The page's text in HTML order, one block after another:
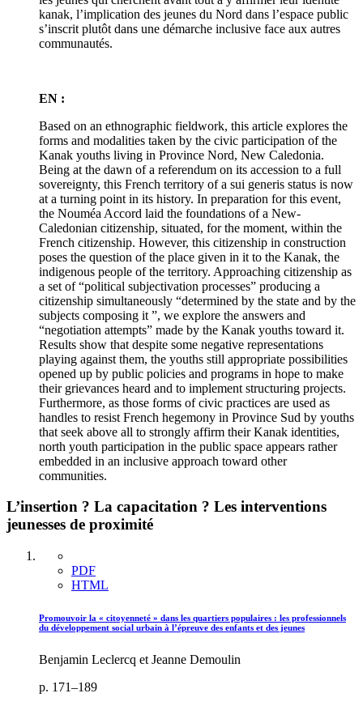
kanak, l’implication des jeunes du Nord dans l’espace public
s’inscrit plutôt dans une démarche inclusive face aux autres
communautés.
EN :
Based on an ethnographic fieldwork, this article explores the
forms and modalities taken by the civic participation of the
Kanak youths living in Province Nord, New Caledonia.
Being at the dawn of a referendum on its accession to a full
sovereignty, this French territory of a sui generis status is now
at a turning point in its history. In preparation for this event,
the Nouméa Accord laid the foundations of a New-
Caledonian citizenship, situated, for the moment, within the
French citizenship. However, this citizenship in construction
poses the question of the place given in it to the Kanak, the
indigenous people of the territory. Approaching citizenship as
a set of “political subjectivation processes” producing a
citizenship simultaneously “determined by the state and by the
subjects composing it ”, we explore the answers and
“negotiation attempts” made by the Kanak youths toward it.
Results show that despite some negative representations
playing against them, the youths still appropriate possibilities
opened up by public policies and programs in hope to make
their grievances heard and to implement structuring projects.
Furthermore, as those forms of civic practices are used as
handles to resist French hegemony in Province Sud by youths
that seek above all to strongly affirm their Kanak identities,
north youth participation in the public space appears rather
embedded in an inclusive approach toward other
communities.
L’insertion ? La capacitation ? Les interventions
jeunesses de proximité
PDF
HTML
Promouvoir la « citoyenneté » dans les quartiers populaires : les professionnels
du développement social urbain à l’épreuve des enfants et des jeunes
Benjamin Leclercq et Jeanne Demoulin
p. 171–189